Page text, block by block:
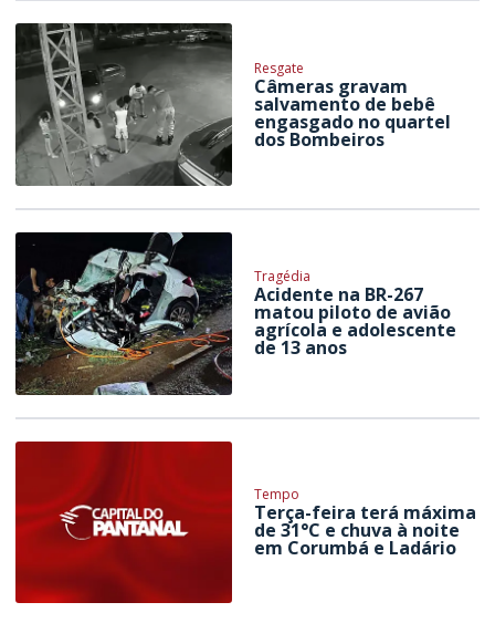
Resgate
Câmeras gravam
salvamento de bebê
engasgado no quartel
dos Bombeiros
Tragédia
Acidente na BR-267
matou piloto de avião
agrícola e adolescente
de 13 anos
Tempo
Terça-feira terá máxima
de 31°C e chuva à noite
em Corumbá e Ladário